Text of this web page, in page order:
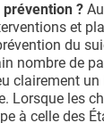
?
et
du
nombre de
clairement
Lorsque les
à celle des